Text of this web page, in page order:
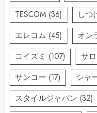
TESCOM (36) しつ
エレコム (45) オン
コイズミ (107) サ
サンコー (17) シャ
スタイルジャパン (32)